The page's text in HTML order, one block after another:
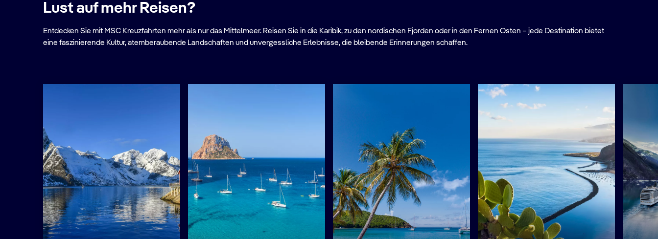
Lust auf mehr Reisen?
Entdecken Sie mit MSC Kreuzfahrten mehr als nur das Mittelmeer. Reisen Sie in die Karibik, zu den nordischen Fjorden oder in den Fernen Osten – jede Destination bietet
eine faszinierende Kultur, atemberaubende Landschaften und unvergessliche Erlebnisse, die bleibende Erinnerungen schaffen.